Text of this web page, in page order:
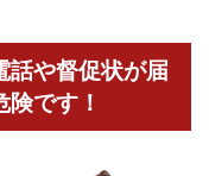
話や督促状が届
です！